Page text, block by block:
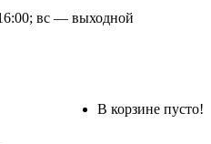
вс — выходной
В корзине пусто!